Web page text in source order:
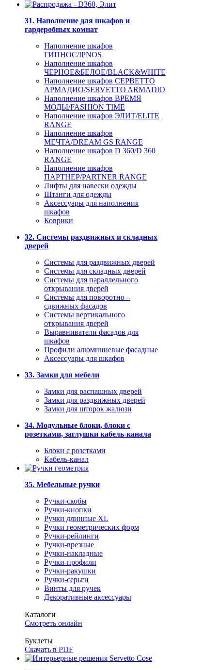
31. Наполнение для шкафов и
гардеробных комнат
Наполнение шкафов
ГИПНОС/IPNOS
Наполнение шкафов
ЧЕРНОЕ&БЕЛОЕ/BLACK&WHITE
Наполнение шкафов СЕРВЕТТО
АРМАДИО/SERVETTO ARMADIO
Наполнение шкафов ВРЕМЯ
МОДЫ/FASHION TIME
Наполнение шкафов ЭЛИТ/ELITE
RANGE
Наполнение шкафов
МЕЧТА/DREAM GS RANGE
Наполнение шкафов D 360/D 360
RANGE
Наполнение шкафов
ПАРТНЕР/PARTNER RANGE
Лифты для навески одежды
Штанги для одежды
Аксессуары для наполнения
шкафов
Коврики
32. Системы раздвижных и складных
дверей
Системы для раздвижных дверей
Системы для складных дверей
Системы для параллельного
открывания дверей
Системы для поворотно –
сдвижных фасадов
Системы вертикального
открывания дверей
Выравниватели фасадов для
шкафов
Профили алюминиевые фасадные
Аксессуары для шкафов
33. Замки для мебели
Замки для распашных дверей
Замки для раздвижных дверей
Замки для шторок жалюзи
34. Модульные блоки, блоки с
розетками, заглушки кабель-канала
Блоки с розетками
Кабель-канал
35. Мебельные ручки
Ручки-скобы
Ручки-кнопки
Ручки длинные XL
Ручки геометрических форм
Ручки-рейлинги
Ручки-врезные
Ручки-накладные
Ручки-профили
Ручки-ракушки
Ручки-серьги
Винты для ручек
Декоративные аксессуары
Каталоги
Смотреть онлайн
Буклеты
Скачать в PDF